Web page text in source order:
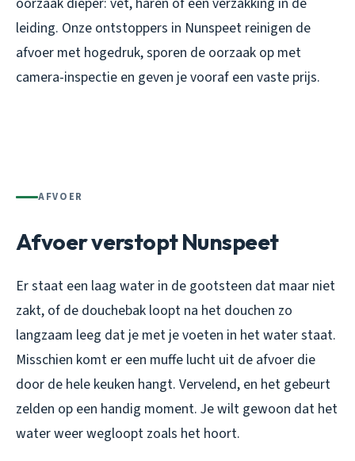
leiding. Onze ontstoppers in Nunspeet reinigen de
afvoer met hogedruk, sporen de oorzaak op met
camera-inspectie en geven je vooraf een vaste prijs.
AFVOER
Afvoer verstopt Nunspeet
Er staat een laag water in de gootsteen dat maar niet
zakt, of de douchebak loopt na het douchen zo
langzaam leeg dat je met je voeten in het water staat.
Misschien komt er een muffe lucht uit de afvoer die
door de hele keuken hangt. Vervelend, en het gebeurt
zelden op een handig moment. Je wilt gewoon dat het
water weer wegloopt zoals het hoort.